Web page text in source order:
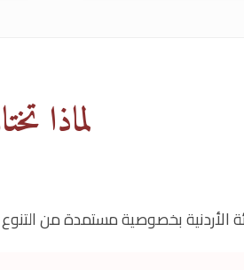
لماذا
الأردنية بخصوصية مستمدة من